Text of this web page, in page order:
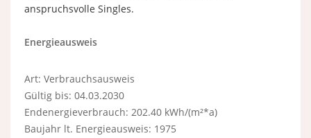
anspruchsvolle Singles.
Energieausweis
Art: Verbrauchsausweis
Gültig bis: 04.03.2030
Endenergieverbrauch: 202.40 kWh/(m²*a)
Baujahr lt. Energieausweis: 1975